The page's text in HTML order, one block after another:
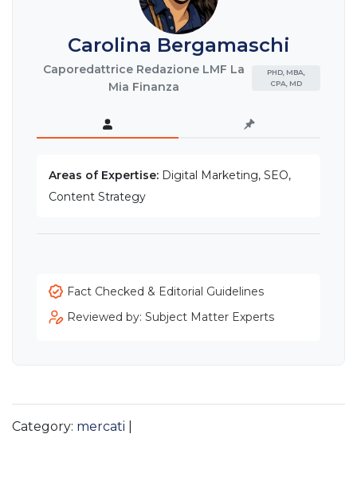
Carolina Bergamaschi
Caporedattrice Redazione LMF La
Mia Finanza
PHD, MBA,
CPA, MD
Areas of Expertise: Digital Marketing, SEO,
Content Strategy
Fact Checked & Editorial Guidelines
Reviewed by: Subject Matter Experts
Category: mercati